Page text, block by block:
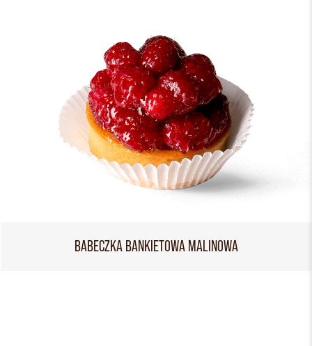
BABECZKA BANKIETOWA MALINOWA